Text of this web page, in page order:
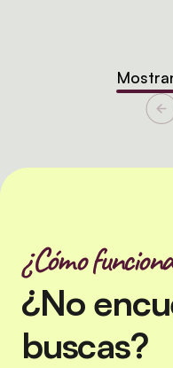
¿Cómo
¿No
buscas?